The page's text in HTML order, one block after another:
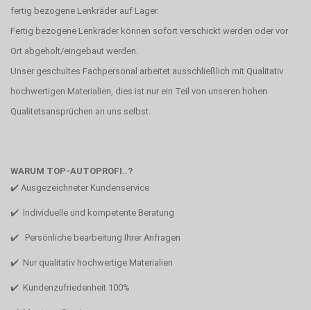
fertig bezogene Lenkräder auf Lager.
Fertig bezogene Lenkräder können sofort verschickt werden oder vor
Ort abgeholt/eingebaut werden.
Unser geschultes Fachpersonal arbeitet ausschließlich mit Qualitativ
hochwertigen Materialien, dies ist nur ein Teil von unseren hohen
Qualitetsansprüchen an uns selbst.
WARUM TOP-AUTOPROFI..?
✔️ Ausgezeichneter Kundenservice
✔️ Individuelle und kompetente Beratung
✔️ Persönliche bearbeitung Ihrer Anfragen
✔️ Nur qualitativ hochwertige Materialien
✔️ Kundenzufriedenheit 100%